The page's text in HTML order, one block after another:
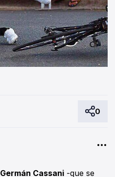
0
Germán Cassani -que se